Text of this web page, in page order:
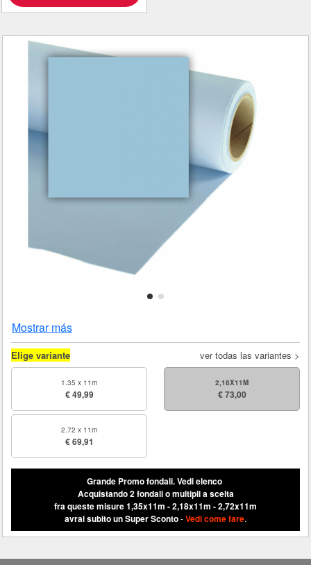
Mostrar más
Elige variante ver todas las variantes >
1.35 x 11m
€ 49,99
2,18X11M
€ 73,00
2.72 x 11m
€ 69,91
Grande Promo fondali.Vedi elenco
Acquistando 2 fondali o multipli a scelta
fra queste misure 1,35x11m - 2,18x11m - 2,72x11m
avrai subito un Super Sconto-Vedi come fare.